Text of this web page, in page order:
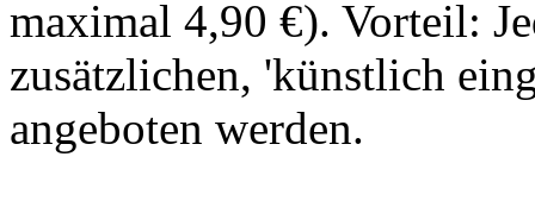
maximal 4,90 €). Vorteil:
zusätzlichen, 'künstlich
angeboten werden.